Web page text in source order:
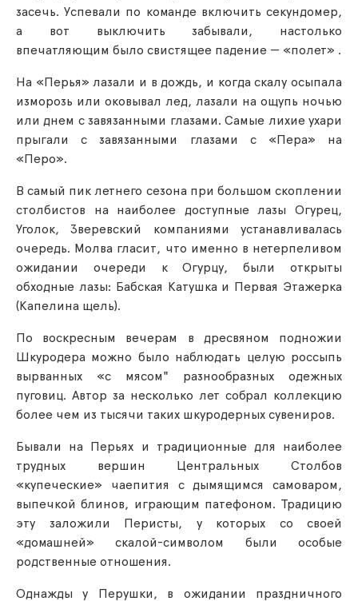
засечь. Успевали по команде включить секундомер,
а вот выключить забывали, настолько
впечатляющим было свистящее падение — «полет» .
На «Перья» лазали и в дождь, и когда скалу осыпала
изморозь или оковывал лед, лазали на ощупь ночью
или днем с завязанными глазами. Самые лихие ухари
прыгали с завязанными глазами с «Пера» на
«Перо».
В самый пик летнего сезона при большом скоплении
столбистов на наиболее доступные лазы Огурец,
Уголок, Зверевский компаниями устанавливалась
очередь. Молва гласит, что именно в нетерпеливом
ожидании очереди к Огурцу, были открыты
обходные лазы: Бабская Катушка и Первая Этажерка
(Капелина щель).
По воскресным вечерам в дресвяном подножии
Шкуродера можно было наблюдать целую россыпь
вырванных «с мясом" разнообразных одежных
пуговиц. Автор за несколько лет собрал коллекцию
более чем из тысячи таких шкуродерных сувениров.
Бывали на Перьях и традиционные для наиболее
трудных вершин Центральных Столбов
«купеческие» чаепития с дымящимся самоваром,
выпечкой блинов, играющим патефоном. Традицию
эту заложили Перисты, у которых со своей
«домашней» скалой-символом были особые
родственные отношения.
Однажды у Перушки, в ожидании праздничного